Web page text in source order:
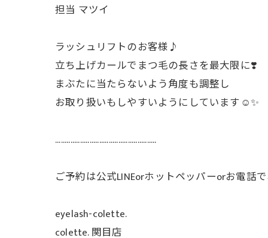
担当 マツイ
ラッシュリフトのお客様♪
立ち上げカールでまつ毛の長さを最大限に❣️
まぶたに当たらないよう角度も調整し
お取り扱いもしやすいようにしています☺️✨
.....................................................
ご予約は公式LINEorホットペッパーorお電話
eyelash-colette.
colette. 関目店